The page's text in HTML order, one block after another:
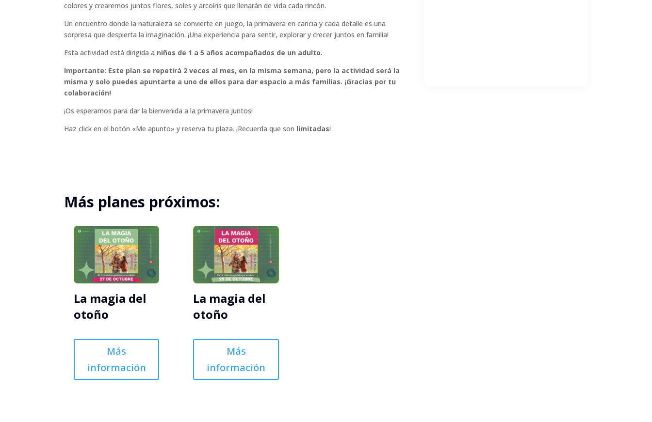
colores y crearemos juntos flores, soles y arcoíris que llenarán de vida cada rincón.
Un encuentro donde la naturaleza se convierte en juego, la primavera en caricia y cada detalle es una
sorpresa que despierta la imaginación. ¡Una experiencia para sentir, explorar y crecer juntos en familia!
Esta actividad está dirigida a niños de 1 a 5 años acompañados de un adulto.
Importante: Este plan se repetirá 2 veces al mes, en la misma semana, pero la actividad será la
misma y solo puedes apuntarte a uno de ellos para dar espacio a más familias. ¡Gracias por tu
colaboración!
¡Os esperamos para dar la bienvenida a la primavera juntos!
Haz click en el botón «Me apunto» y reserva tu plaza. ¡Recuerda que son limitadas!
Más planes próximos:
La magia del
otoño
Más
información
La magia del
otoño
Más
información